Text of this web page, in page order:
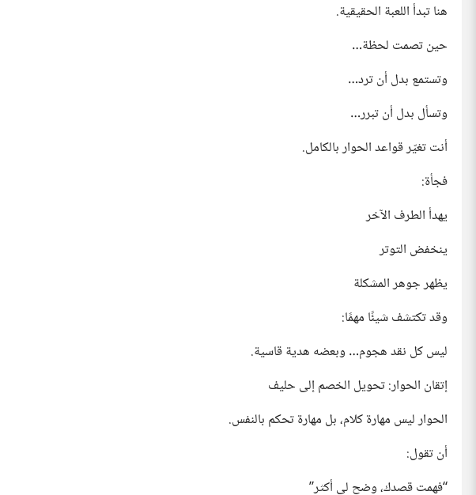
هنا تبدأ اللعبة الحقيقية.
حين تصمت لحظة…
وتستمع بدل أن ترد…
وتسأل بدل أن تبرر…
أنت تغيّر قواعد الحوار بالكامل.
فجأة:
يهدأ الطرف الآخر
ينخفض التوتر
يظهر جوهر المشكلة
وقد تكتشف شيئًا مهمًا:
ليس كل نقد هجوم… وبعضه هدية قاسية.
إتقان الحوار: تحويل الخصم إلى حليف
الحوار ليس مهارة كلام، بل مهارة تحكم بالنفس.
أن تقول:
“فهمت قصدك، وضح لي أكثر”